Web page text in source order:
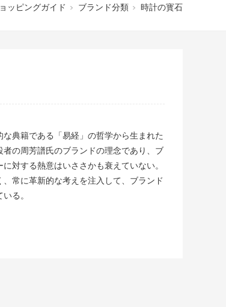
ッピングガイド ブランド分類 時計の寳石
な典籍である「易経」の哲学から生まれた
の周芳譜氏のブランドの理念であり、ブ
対する熱意はいささかも衰えていない。
常に革新的な考えを注入して、ブランド
る。